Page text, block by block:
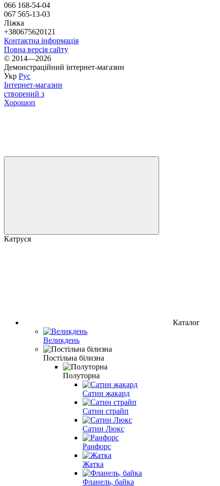
066 168-54-04
067 565-13-03
Ліжка
+380675620121
Контактна інформація
Повна версія сайту
© 2014—2026
Демонстраційний інтернет-магазин
Укр Рус
Інтернет-магазин
створений з
Хорошоп
Катруся
Каталог
Великдень
Постільна білизна
Полуторна
Сатин жакард
Сатин страйп
Сатин Люкс
Ранфорс
Жатка
Фланель, байка